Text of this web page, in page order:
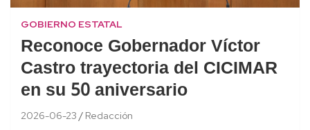
GOBIERNO ESTATAL
Reconoce Gobernador Víctor
Castro trayectoria del CICIMAR
en su 50 aniversario
2026-06-23 Redacción